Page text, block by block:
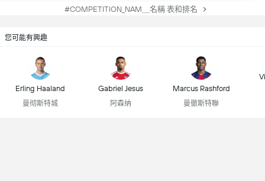
#COMPETITION_NAM＿名稱 表和排名
您可能有興趣
Erling Haaland
曼彻斯特城
Gabriel Jesus
阿森纳
Marcus Rashford
曼徹斯特聯